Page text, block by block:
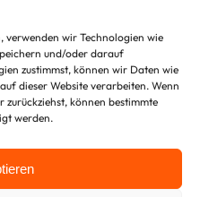
verwenden wir Technologien wie
und/oder darauf
zustimmst, können wir Daten wie
dieser Website verarbeiten. Wenn
können bestimmte
werden.
Policy